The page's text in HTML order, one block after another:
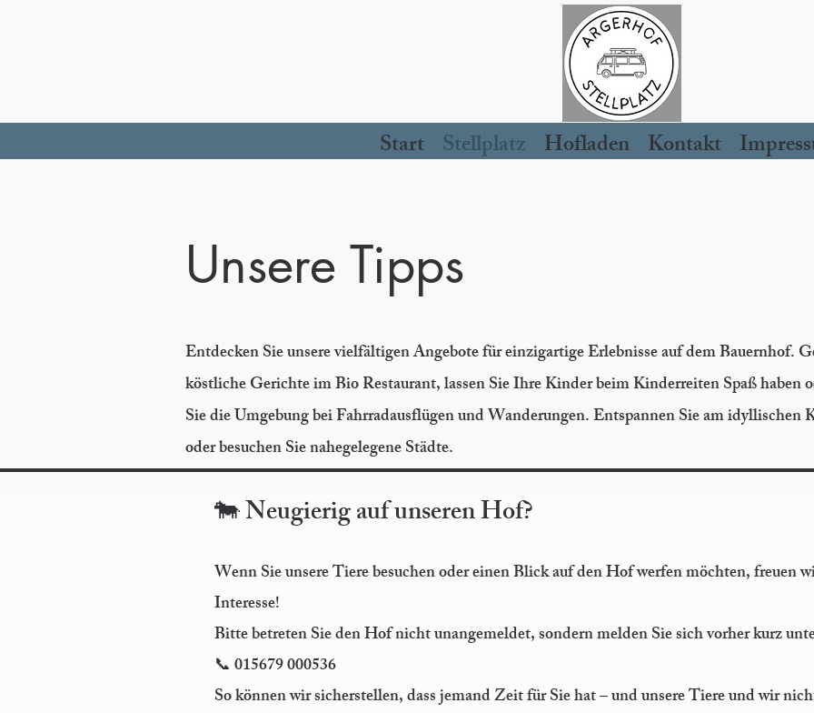
Start Stellplatz Hofladen Kontakt
Unsere Tipps
Entdecken Sie unsere vielfältigen Angebote für einzigartige Erlebnisse auf dem Bauernhof.
köstliche Gerichte im Bio Restaurant, lassen Sie Ihre Kinder beim Kinderreiten Spaß haben
Sie die Umgebung bei Fahrradausflügen und Wanderungen. Entspannen Sie am idyllischen
oder besuchen Sie nahegelegene Städte.
🐄 Neugierig auf unseren Hof?
Wenn Sie unsere Tiere besuchen oder einen Blick auf den Hof werfen möchten, freuen
Interesse!
Bitte betreten Sie den Hof nicht unangemeldet, sondern melden Sie sich vorher kurz
📞 015679 000536
So können wir sicherstellen, dass jemand Zeit für Sie hat – und unsere Tiere und wir